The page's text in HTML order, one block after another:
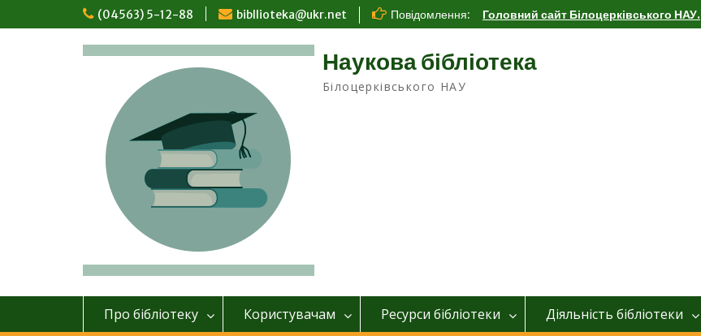
до
(04563) 5-12-88 bibllioteka@ukr.net Повідомлення: Головний сайт Білоцерківського НАУ.
Наукова бібліотека
Білоцерківського НАУ
Про бібліотеку Користувачам Ресурси бібліотеки Діяльніcть бібліотеки